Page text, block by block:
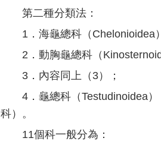
第二種分類法：
1．海龜總科（Chelonioidea
2．動胸龜總科（
3．內容同上（3）；
4．龜總科（Testudinoidea
科）。
11個科一般分為：